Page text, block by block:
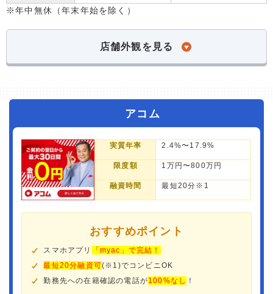
※年中無休（年末年始を除く）
店舗外観を見る
アコム
実質年率 2.4%〜17.9%
限度額 1万円〜800万円
融資時間 最短20分※1
おすすめポイント
スマホアプリ
「myac」で完結！
最短20分融資可(※1)でコンビニOK
勤務先への在籍確認の電話が100%なし ！